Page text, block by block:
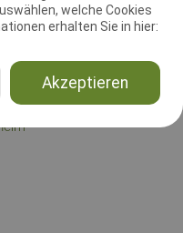
welche Cookies
erhalten Sie in hier:
Akzeptieren
Rhein-Main